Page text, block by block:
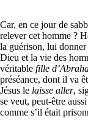
Car, en ce jour de
relever cet homme ?
la guérison, lui
Dieu et la vie des
véritable fille
préséance, dont il va
Jésus le laisse aller,
se veut, peut-être
comme s’il était